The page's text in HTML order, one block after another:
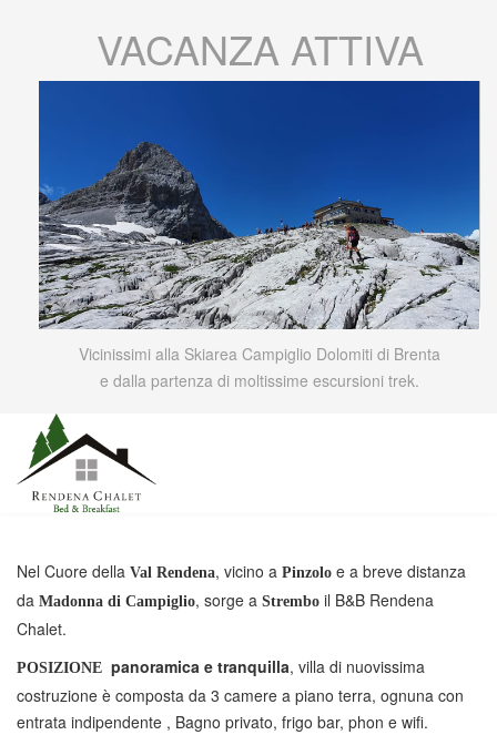
VACANZA ATTIVA
Vicinissimi alla Skiarea Campiglio Dolomiti di Brenta
e dalla partenza di moltissime escursioni trek.
Nel Cuore della Val Rendena, vicino a Pinzolo e a breve distanza
da Madonna di Campiglio, sorge a Strembo il B&B Rendena
Chalet.
POSIZIONE panoramica e tranquilla, villa di nuovissima
costruzione è composta da 3 camere a piano terra, ognuna con
entrata indipendente , Bagno privato, frigo bar, phon e wifi.